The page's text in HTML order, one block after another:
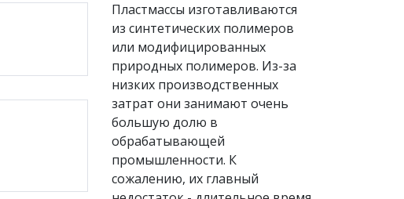
Пластмассы изготавливаются
из синтетических полимеров
или модифицированных
природных полимеров. Из-за
низких производственных
затрат они занимают очень
большую долю в
обрабатывающей
промышленности. К
сожалению, их главный